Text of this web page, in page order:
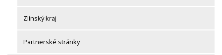
Zlínský kraj
Partnerské stránky